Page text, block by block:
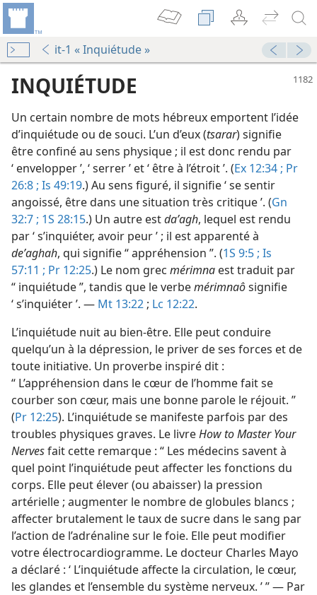
it-1 « Inquiétude »
La Tour de Garde annonce le Royaume de Jéhovah (français facile) 2016
La Tour de Garde annonce le Royaume de Jéhovah (étude) 2016
inquiétude
La Tour de Garde annonce le Royaume de Jéhovah 1994
INQUIÉTUDE
Un certain nombre de mots hébreux emportent l’idée
d’inquiétude ou de souci. L’un d’eux (tsarar) signifie
être confiné au sens physique ; il est donc rendu par
‘ envelopper ’, ‘ serrer ’ et ‘ être à l’étroit ’. (Ex 12:34 ; Pr
26:8 ; Is 49:19.) Au sens figuré, il signifie ‘ se sentir
angoissé, être dans une situation très critique ’. (Gn
32:7 ; 1S 28:15.) Un autre estdaʼagh, lequel est rendu
par ‘ s’inquiéter, avoir peur ’ ; il est apparenté à
deʼaghah, qui signifie “ appréhension ”. (1S 9:5 ; Is
57:11 ; Pr 12:25.) Le nom grec mérimna est traduit par
“ inquiétude ”, tandis que le verbemérimnaôsignifie
‘ s’inquiéter ’. — Mt 13:22 ; Lc 12:22.
L’inquiétude nuit au bien-être. Elle peut conduire
quelqu’un à la dépression, le priver de ses forces et de
toute initiative. Un proverbe inspiré dit :
“ L’appréhension dans le cœur de l’homme fait se
courber son cœur, mais une bonne parole le réjouit. ”
(Pr 12:25). L’inquiétude se manifeste parfois par des
troubles physiques graves. Le livreHow to Master Your
Nervesfait cette remarque : “ Les médecins savent à
quel point l’inquiétude peut affecter les fonctions du
corps. Elle peut élever (ou abaisser) la pression
artérielle ; augmenter le nombre de globules blancs ;
affecter brutalement le taux de sucre dans le sang par
l’action de l’adrénaline sur le foie. Elle peut modifier
votre électrocardiogramme. Le docteur Charles Mayo
a déclaré : ‘ L’inquiétude affecte la circulation, le cœur,
les glandes et l’ensemble du système nerveux. ’ ” — Par